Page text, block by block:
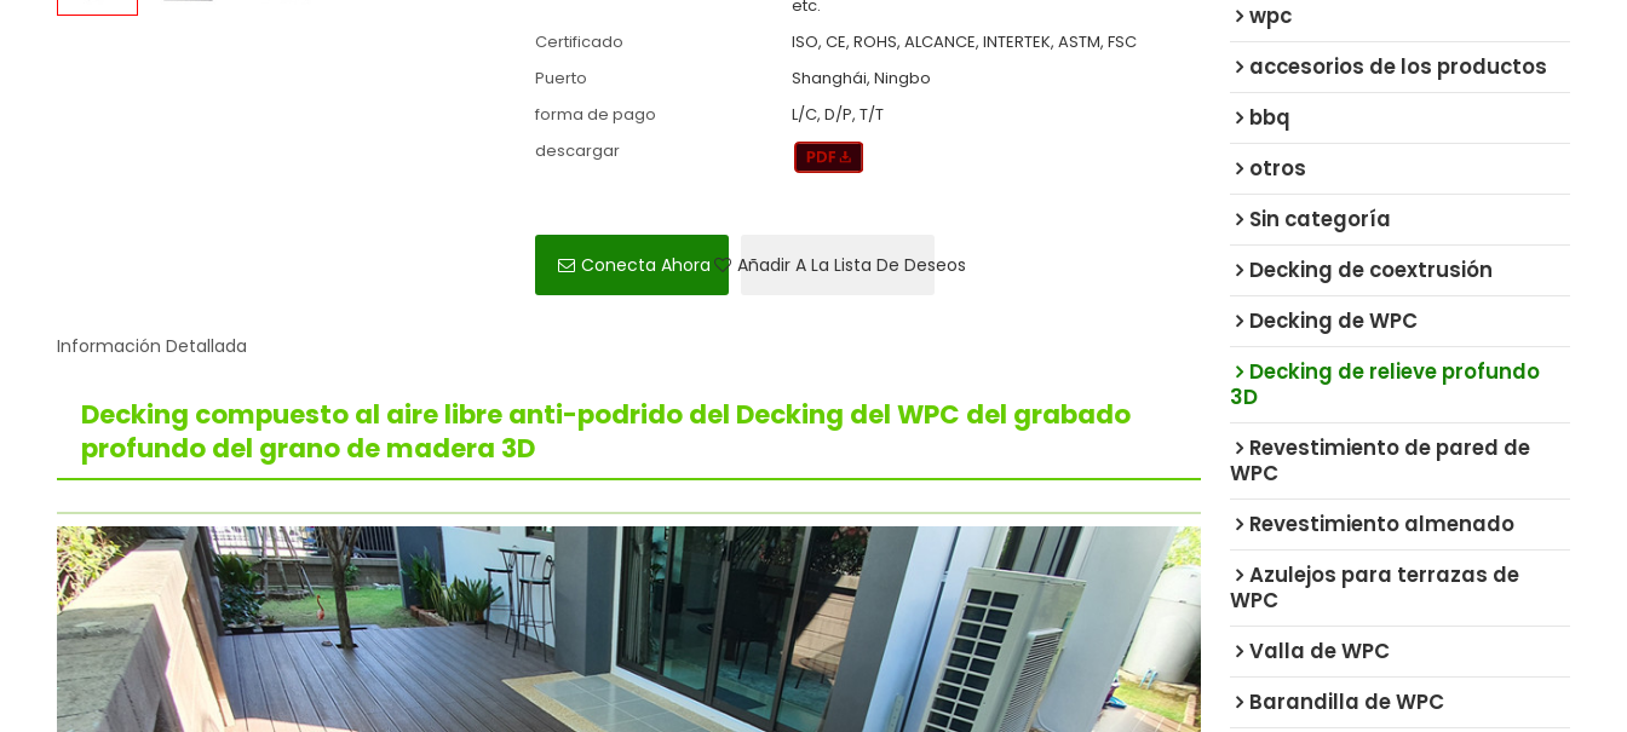
etc.
Certificado
ISO, CE, ROHS, ALCANCE, INTERTEK, ASTM, FSC
Puerto
Shanghái, Ningbo
forma de pago
L/C, D/P, T/T
descargar
Conecta Ahora Añadir A La Lista De Deseos
Información Detallada
Decking compuesto al aire libre anti-podrido del Decking del WPC del grabado
profundo del grano de madera 3D
wpc
accesorios de los productos
bbq
otros
Sin categoría
Decking de coextrusión
Decking de WPC
Decking de relieve profundo
3D
Revestimiento de pared de
WPC
Revestimiento almenado
Azulejos para terrazas de
WPC
Valla de WPC
Barandilla de WPC